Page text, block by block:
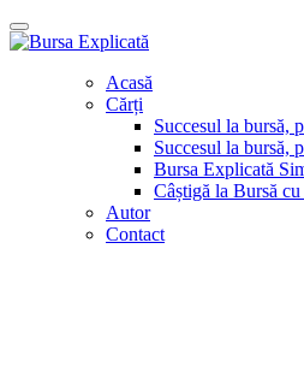
Acasă
Cărți
Succesul la bursă,
Succesul la bursă,
Bursa Explicată
Câștigă la Bursă
Autor
Contact